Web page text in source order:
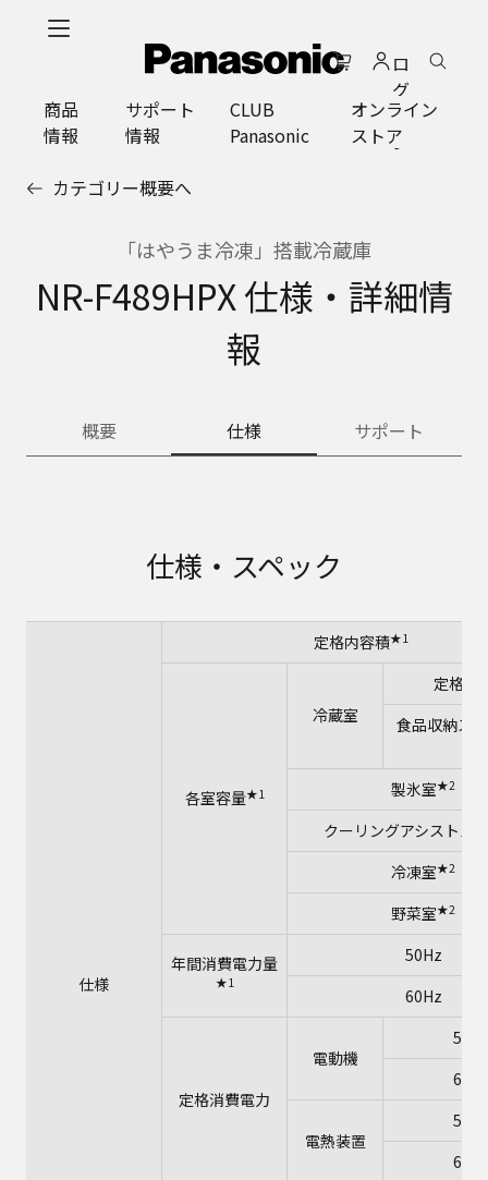
ロ
グ
イ
ン
商品
情報
サポート
情報
CLUB
Panasonic
オンライン
ストア
カテゴリー概要へ
「はやうま冷凍」搭載冷蔵庫
NR-F489HPX 仕様・詳細情
報
概要 仕様 サポート
仕様・スペック
仕様
定格内容積★1
各室容量★1
冷蔵室
定格内
食品収納ス
製氷室★2
クーリングアシストル
冷凍室★2
野菜室★2
年間消費電力量
★1
50Hz
60Hz
定格消費電力
電動機
電熱装置